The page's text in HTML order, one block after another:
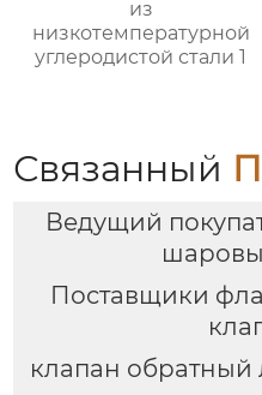
из
низкотемпературной
углеродистой стали 1
Связанный
Ведущий
Поставщики
клапан обратный